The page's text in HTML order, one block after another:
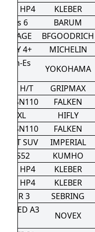
HP4
KLEBER
6
BARUM
BFGOODRICH
4+
MICHELIN
Es
YOKOHAMA
H/T
GRIPMAX
SN110
FALKEN
XL
HIFLY
SN110
FALKEN
SUV
IMPERIAL
HS52
KUMHO
HP4
KLEBER
HP4
KLEBER
3
SEBRING
A3
NOVEX